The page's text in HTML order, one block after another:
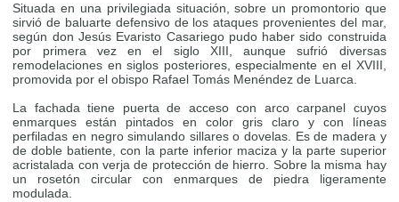
Situada en una privilegiada situación, sobre un promontorio que
sirvió de baluarte defensivo de los ataques provenientes del mar,
según don Jesús Evaristo Casariego pudo haber sido construida
por primera vez en el siglo XIII, aunque sufrió diversas
remodelaciones en siglos posteriores, especialmente en el XVIII,
promovida por el obispo Rafael Tomás Menéndez de Luarca.
La fachada tiene puerta de acceso con arco carpanel cuyos
enmarques están pintados en color gris claro y con líneas
perfiladas en negro simulando sillares o dovelas. Es de madera y
de doble batiente, con la parte inferior maciza y la parte superior
acristalada con verja de protección de hierro. Sobre la misma hay
un rosetón circular con enmarques de piedra ligeramente
modulada.